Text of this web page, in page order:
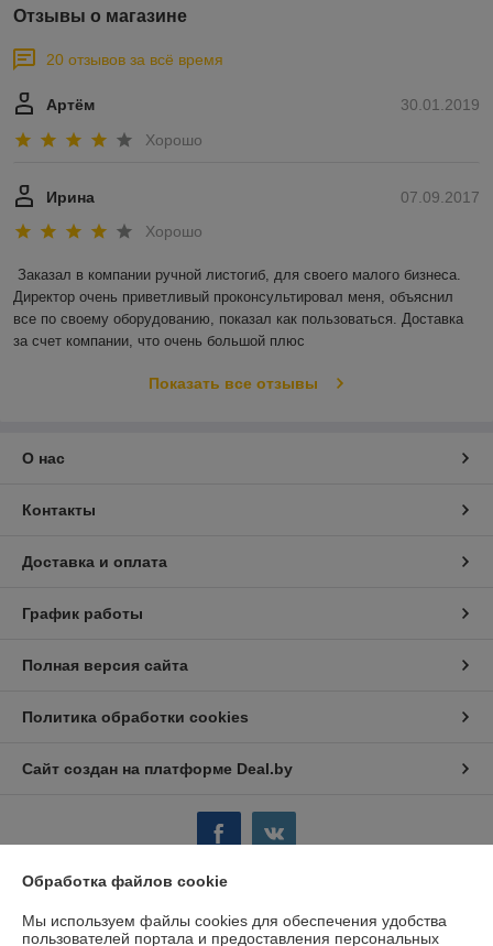
Отзывы о магазине
20 отзывов за всё время
30.01.2019
Артём
Хорошо
07.09.2017
Ирина
Хорошо
Заказал в компании ручной листогиб, для своего малого бизнеса.
Директор очень приветливый проконсультировал меня, объяснил
все по своему оборудованию, показал как пользоваться. Доставка
за счет компании, что очень большой плюс
Показать все отзывы
О нас
Контакты
Доставка и оплата
График работы
Полная версия сайта
Политика обработки cookies
Сайт создан на платформе Deal.by
Информация для покупателя
Обработка файлов cookie
Мы используем файлы cookies для обеспечения удобства
пользователей портала и предоставления персональных